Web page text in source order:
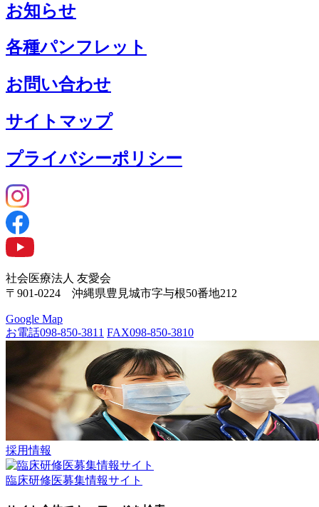
お知らせ
各種パンフレット
お問い合わせ
サイトマップ
プライバシーポリシー
社会医療法人 友愛会
〒901-0224 沖縄県豊見城市字与根50番地212
Google Map
お電話098-850-3811 FAX098-850-3810
採用情報
臨床研修医募集情報サイト